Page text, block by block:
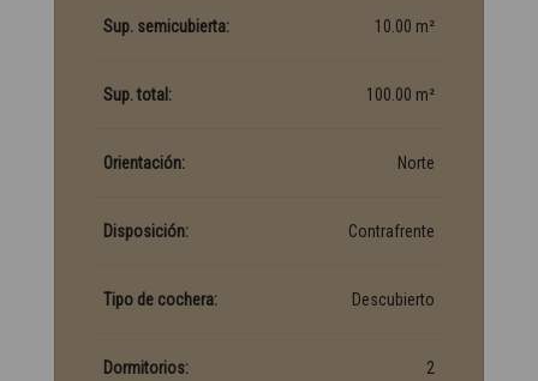
Sup. semicubierta: 10.00 m²
Sup. total: 100.00 m²
Orientación: Norte
Disposición: Contrafrente
Tipo de cochera: Descubierto
Dormitorios: 2